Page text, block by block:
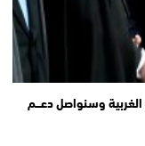
وسنواصل دعـــم